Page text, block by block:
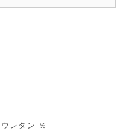
レタン1％